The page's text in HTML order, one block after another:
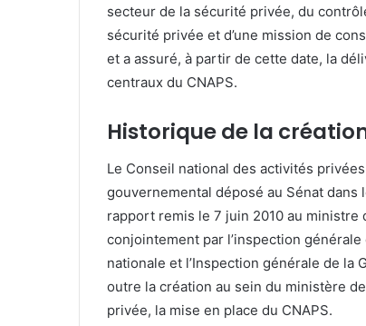
secteur de la sécurité privée, du
sécurité privée et d’une mission de
et a assuré, à partir de cette date, la
centraux du CNAPS.
Historique de la
Le Conseil national des activités
gouvernemental déposé au Sénat dans
rapport remis le 7 juin 2010 au ministre
conjointement par l’inspection
nationale et l’Inspection générale de la
outre la création au sein du ministère
privée, la mise en place du CNAPS.